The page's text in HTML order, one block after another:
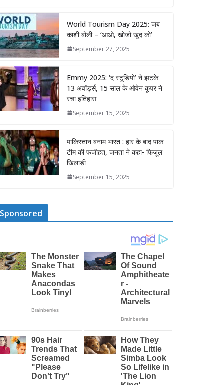
World Tourism Day 2025: जब
काशी बोली – ‘आओ, खोजो खुद को’
September 27, 2025
Emmy 2025: ‘द स्टूडियो’ ने झटके
13 अवॉर्ड्स, 15 साल के ओवेन कूपर ने
रचा इतिहास
September 15, 2025
पाकिस्तान बनाम भारत : हार के बाद पाक
टीम की फजीहत, जनता ने कहा- फिजूल
खिलाड़ी
September 15, 2025
Sponsored